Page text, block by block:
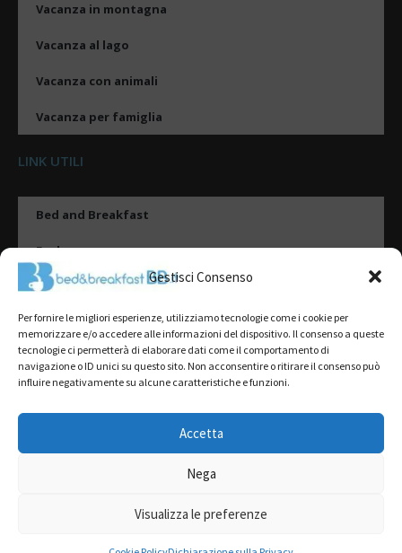
Gestisci Consenso
Per fornire le migliori esperienze, utilizziamo tecnologie come i cookie per
memorizzare e/o accedere alle informazioni del dispositivo. Il consenso a queste
tecnologie ci permetterà di elaborare dati come il comportamento di
navigazione o ID unici su questo sito. Non acconsentire o ritirare il consenso può
influire negativamente su alcune caratteristiche e funzioni.
Accetta
Nega
Visualizza le preferenze
Vacanza in montagna
Vacanza al lago
Vacanza con animali
Vacanza per famiglia
LINK UTILI
Bed and Breakfast
Esplora
Tipologie di alloggio
Destinazioni
Il mio account
2022@ All Rights Reserved | Tutti i contenuti ed i diritti sono riservati, è
L’accesso o l’utilizzo di questo sito è subordinato all’accettazione dei